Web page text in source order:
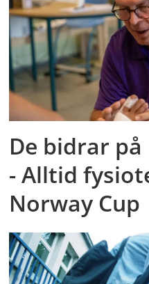
De bidrar
- Alltid
Norway Cup